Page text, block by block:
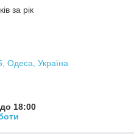
за рік
Одеса, Україна
18:00